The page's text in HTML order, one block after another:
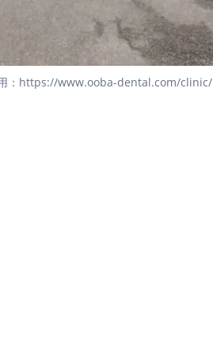
：https://www.ooba-dental.com/clinic/